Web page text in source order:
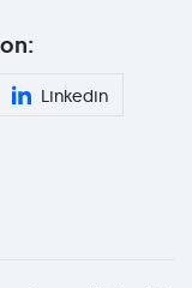
Linkedin